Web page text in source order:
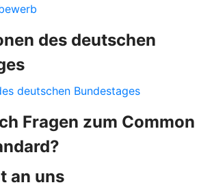
des deutschen
deutschen Bundestages
Fragen zum Common
an uns